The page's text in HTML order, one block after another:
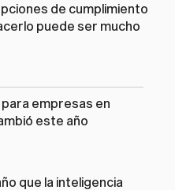
de cumplimiento
puede ser mucho
empresas en
este año
que la inteligencia